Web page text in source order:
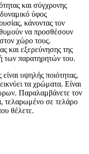
και σύγχρονης
ύφος
κάνοντας τον
να προσθέσουν
χώρο τους.
και εξερεύνησης της
των παρατηρητών του.
υψηλής ποιότητας,
τα χρώματα. Είναι
Παραλαμβάνετε τον
τελαρωμένο σε τελάρο
θέλετε.